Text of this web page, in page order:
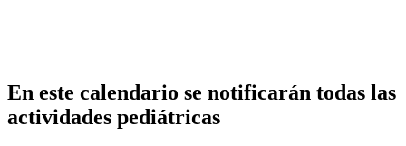
En este calendario se notificarán todas las
actividades pediátricas